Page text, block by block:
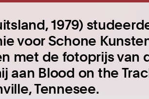
1979)
voor Schone
met de fotoprijs van
aan Blood on the
Tennesee.